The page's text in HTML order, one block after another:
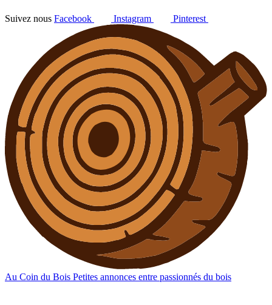
Suivez nous Facebook Instagram Pinterest
Au Coin du Bois Petites annonces entre passionnés du bois